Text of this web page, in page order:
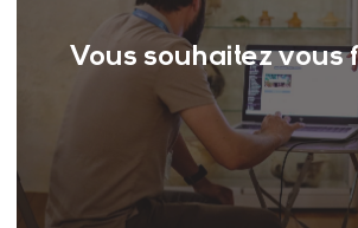
Vous souhaitez vous